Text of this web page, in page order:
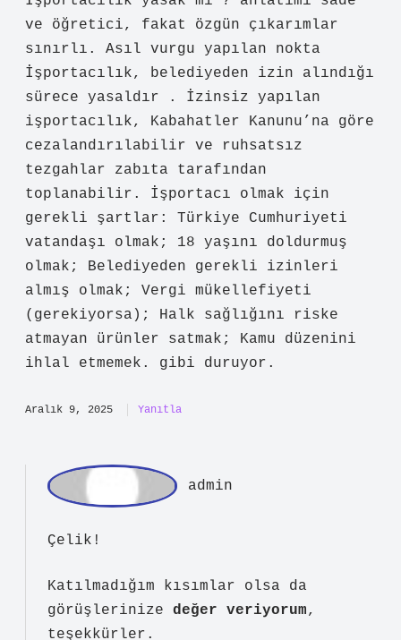
Yasin! Düşüncelerinizin hepsiyle
aynı fikirde değilim, yine de
teşekkür ederim.
Kasım 19, 2025 Yanıtla
Çelik
Işportacılık yasak mı ? anlatımı sade
ve öğretici, fakat özgün çıkarımlar
sınırlı. Asıl vurgu yapılan nokta
İşportacılık, belediyeden izin alındığı
tezgahlar zabıta tarafından
toplanabilir. İşportacı olmak için
vatandaşı olmak; 18 yaşını doldurmuş
almış olmak; Vergi mükellefiyeti
(gerekiyorsa); Halk sağlığını riske